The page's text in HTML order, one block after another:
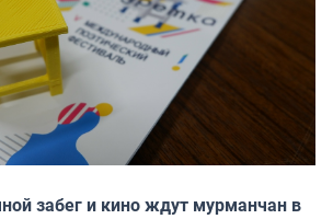
забег и кино ждут мурманчан в